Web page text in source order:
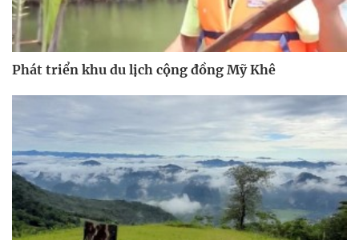
Phát triển khu du lịch cộng đồng Mỹ Khê